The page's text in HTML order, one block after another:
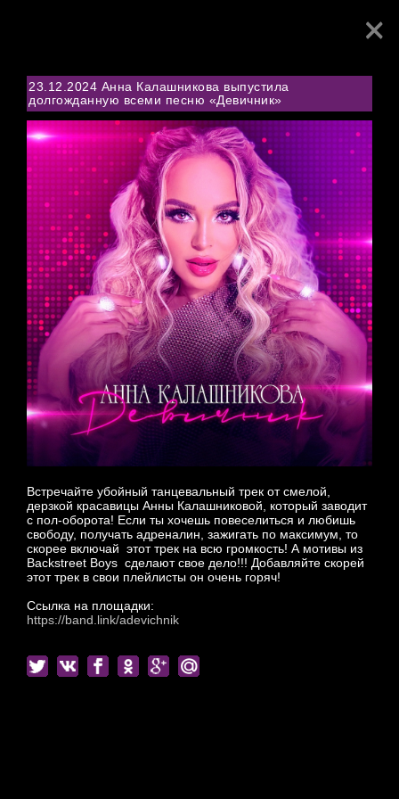
NEWS
×
23.12.2024 Анна Калашникова выпустила
долгожданную всеми песню «Девичник»
Встречайте убойный танцевальный трек от смелой,
дерзкой красавицы Анны Калашниковой, который заводит
с пол-оборота! Если ты хочешь повеселиться и любишь
свободу, получать адреналин, зажигать по максимум, то
скорее включай этот трек на всю громкость! А мотивы из
Backstreet Boys сделают свое дело!!! Добавляйте скорей
этот трек в свои плейлисты он очень горяч!
Ссылка на площадки:
https://band.link/adevichnik